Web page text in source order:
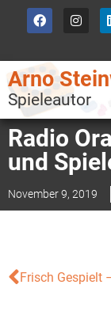
Arno
Spieleautor
Radio
und
November 9, 2019
Frisch Gespielt